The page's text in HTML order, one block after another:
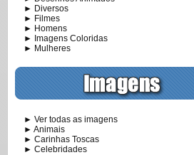
► Diversos
► Filmes
► Homens
► Imagens Coloridas
► Mulheres
► Ver todas as imagens
► Animais
► Carinhas Toscas
► Celebridades